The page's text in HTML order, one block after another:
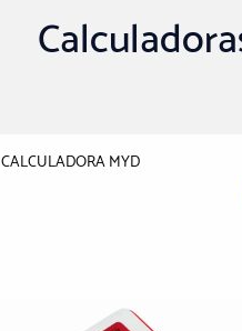
CALCULADORA MYD